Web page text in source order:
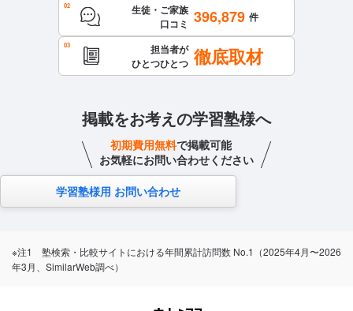
生徒・ご家族
口コミ 396,879 件
担当者が
ひとつひとつ 徹底取材
掲載をお考えの学習塾様へ
初期費用無料で掲載可能
お気軽にお問い合わせください
学習塾様用 お問い合わせ
※注1 塾検索・比較サイトにおける年間累計訪問数 No.1（2025年4月〜2026
年3月、SimilarWeb調べ）